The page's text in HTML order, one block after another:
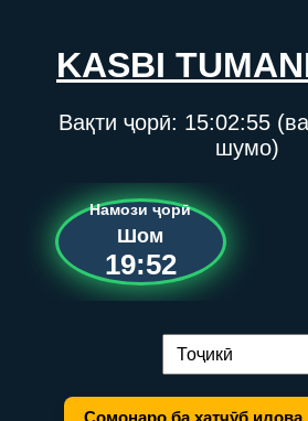
KASBI
Вақти ҷорӣ: 15:02:55
шумо)
Намози ҷорӣ
Шом
19:52
Иваз кардани
Сомонаро ба хатчӯб илова